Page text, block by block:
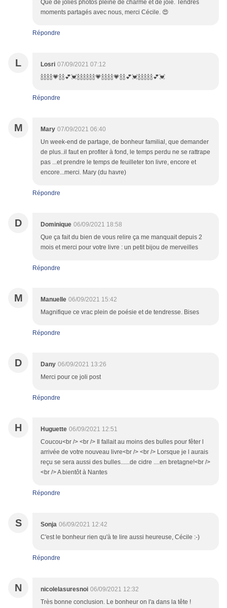
Que de jolies photos pleine de charme et de joie. Tendres
moments partagés avec nous, merci Cécile. 😍
Répondre
L Losri 07/09/2021 07:12
🍾🍾🍾🍾💗🍾🍾💕💓🍾🍾🍾🍾🍾🍾💗🍾🍾🍾🍾💗🍾🍾💕💓🍾🍾🍾🍾🍾💕💓
Répondre
M Mary 07/09/2021 06:40
Un week-end de partage, de bonheur familial, que demander
de plus..il faut en profiter à fond, le temps perdu ne se rattrape
pas ...et prendre le temps de feuilleter ton livre, encore et
encore...merci. Mary (du havre)
Répondre
D Dominique 06/09/2021 18:58
Que ça fait du bien de vous relire ça me manquait depuis 2
mois et merci pour votre livre : un petit bijou de merveilles
Répondre
M Manuelle 06/09/2021 15:42
Magnifique ce vrac plein de poésie et de tendresse. Bises
Répondre
D Dany 06/09/2021 13:26
Merci pour ce joli post
Répondre
H Huguette 06/09/2021 12:51
Coucou<br /> <br /> Il fallait au moins des bulles pour fêter l
arrivée de votre nouveau livre<br /> <br /> Lorsque je l aurais
reçu se sera aussi des bulles......de cidre ....en bretagne!<br />
<br /> A bientôt à Nantes
Répondre
S Sonja 06/09/2021 12:42
C'est le bonheur rien qu'à te lire aussi heureuse, Cécile :-)
Répondre
N nicolelasuresnoi 06/09/2021 12:32
Très bonne conclusion. Le bonheur on l'a dans la tête !